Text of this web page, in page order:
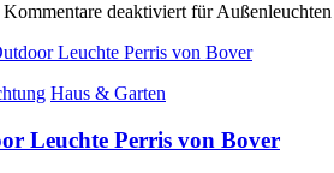
Kommentare deaktiviert für
Haus & Garten
Leuchte Perris von Bover